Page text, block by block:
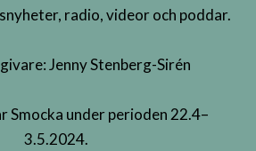
radio, videor och poddar.
Jenny Stenberg-Sirén
Smocka under perioden 22.4–
3.5.2024.